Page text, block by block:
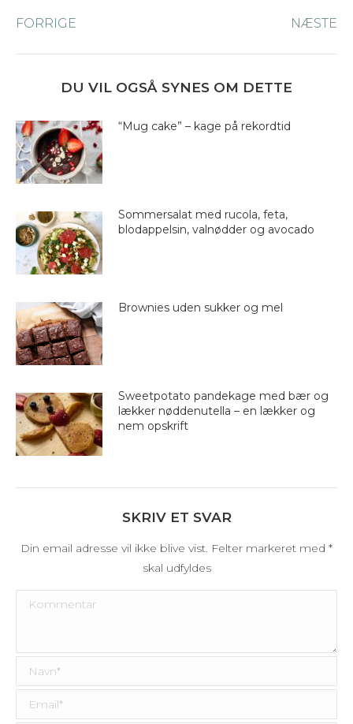
navigation
FORRIGE NÆSTE
DU VIL OGSÅ SYNES OM DETTE
“Mug cake” – kage på rekordtid
Sommersalat med rucola, feta,
blodappelsin, valnødder og avocado
Brownies uden sukker og mel
Sweetpotato pandekage med bær og
lækker nøddenutella – en lækker og
nem opskrift
SKRIV ET SVAR
Din email adresse vil ikke blive vist. Felter markeret med *
skal udfyldes
Kommentar
Navn *
Email *